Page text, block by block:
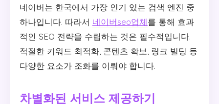
네이버는 한국에서 가장 인기 있는 검색 엔진 중
하나입니다. 따라서 네이버seo업체를 통해 효과
적인 SEO 전략을 수립하는 것은 필수적입니다.
적절한 키워드 최적화, 콘텐츠 확보, 링크 빌딩 등
다양한 요소가 조화를 이뤄야 합니다.
차별화된 서비스 제공하기